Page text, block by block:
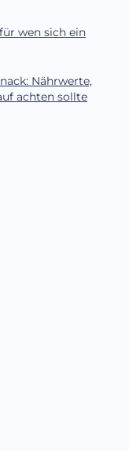
wen sich ein
Nährwerte,
achten sollte